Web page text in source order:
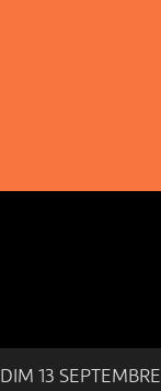
DIM 13 SEPTEMBRE